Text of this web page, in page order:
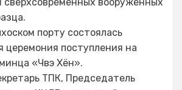
порту состоялась
церемония поступления на
«Чвэ Хён».
ТПК, Председатель